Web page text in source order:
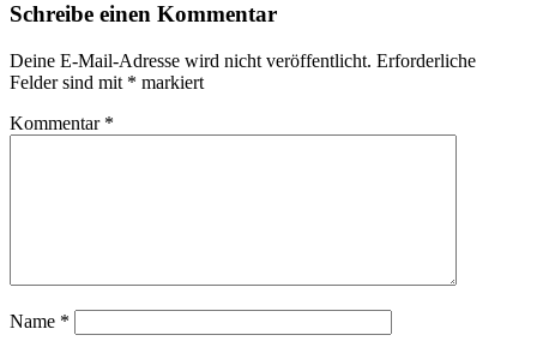
Schreibe einen Kommentar
Deine E-Mail-Adresse wird nicht veröffentlicht. Erforderliche
Felder sind mit * markiert
Kommentar *
Name *